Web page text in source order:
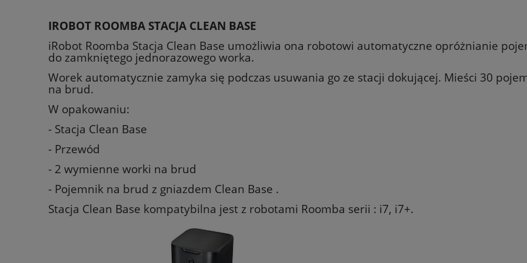
IROBOT ROOMBA STACJA CLEAN BASE
iRobot Roomba Stacja Clean Base umożliwia ona robotowi automatyczne opróżnianie
do zamkniętego jednorazowego worka.
Worek automatycznie zamyka się podczas usuwania go ze stacji dokującej. Mieści 30
na brud.
W opakowaniu:
- Stacja Clean Base
- Przewód
- 2 wymienne worki na brud
- Pojemnik na brud z gniazdem Clean Base .
Stacja Clean Base kompatybilna jest z robotami Roomba serii : i7, i7+.